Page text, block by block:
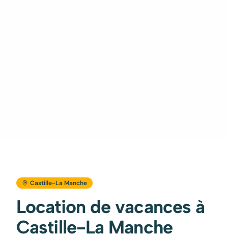
Castille-La Manche
Location de vacances à
Castille-La Manche